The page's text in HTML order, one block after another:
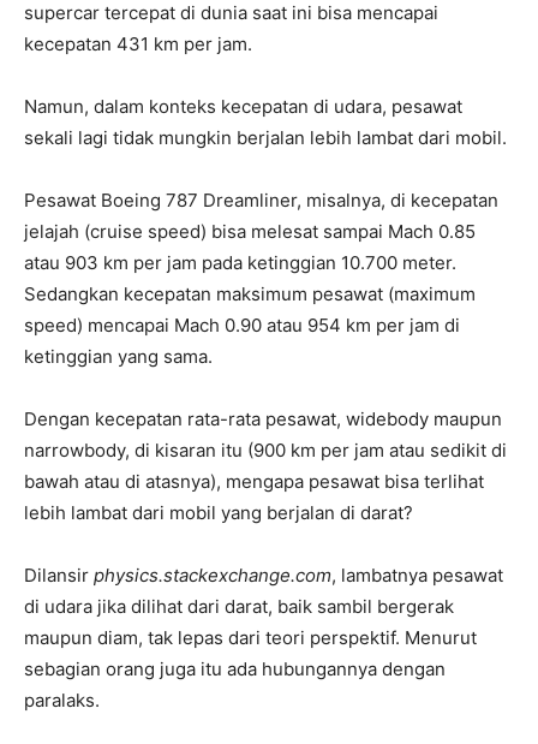
supercar tercepat di dunia saat ini bisa mencapai
kecepatan 431 km per jam.
Namun, dalam konteks kecepatan di udara, pesawat
sekali lagi tidak mungkin berjalan lebih lambat dari mobil.
Pesawat Boeing 787 Dreamliner, misalnya, di kecepatan
jelajah (cruise speed) bisa melesat sampai Mach 0.85
atau 903 km per jam pada ketinggian 10.700 meter.
Sedangkan kecepatan maksimum pesawat (maximum
speed) mencapai Mach 0.90 atau 954 km per jam di
ketinggian yang sama.
Dengan kecepatan rata-rata pesawat, widebody maupun
narrowbody, di kisaran itu (900 km per jam atau sedikit di
bawah atau di atasnya), mengapa pesawat bisa terlihat
lebih lambat dari mobil yang berjalan di darat?
Dilansir physics.stackexchange.com, lambatnya pesawat
di udara jika dilihat dari darat, baik sambil bergerak
maupun diam, tak lepas dari teori perspektif. Menurut
sebagian orang juga itu ada hubungannya dengan
paralaks.